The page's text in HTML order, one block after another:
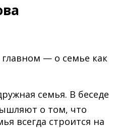
— о семье как
семья. В беседе
о том, что
всегда строится на